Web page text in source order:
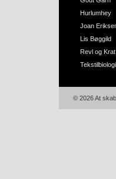
Hurlumhey
Joan
Lis Bøggild
Revl og Krat
Tekstilbiologi
© 2026 At